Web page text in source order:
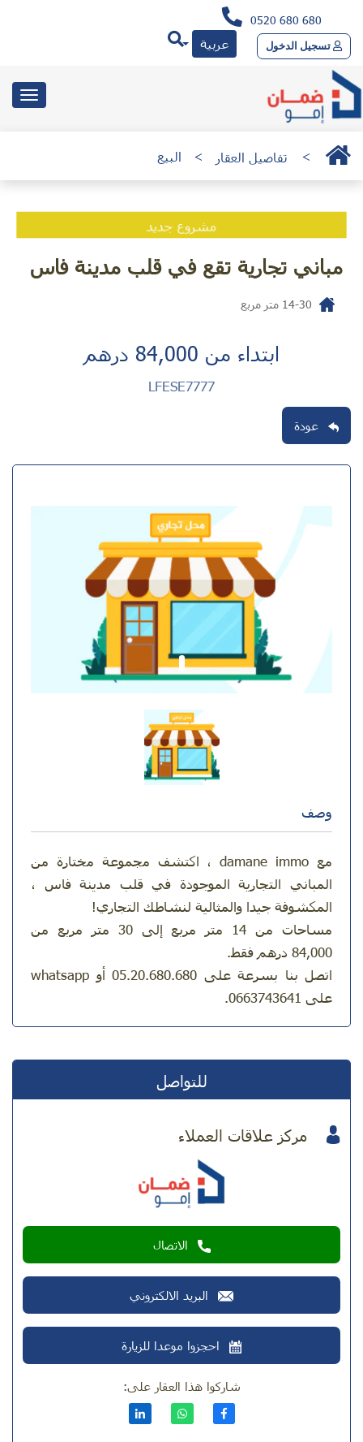
0520 680 680
تسجيل الدخول
عربية
> تفاصيل العقار > البيع
مشروع جديد
مباني تجارية تقع في قلب مدينة فاس
متر مربع
ابتداء من 84,000 درهم
LFESE7777
عودة
وصف
مع damane immo ، اكتشف مجموعة مختارة من
المباني التجارية الموجودة في قلب مدينة فاس ،
المكشوفة جيدا والمثالية لنشاطك التجاري!
مساحات من 14 متر مربع إلى 30 متر مربع من
84,000 درهم فقط.
اتصل بنا بسرعة على 05.20.680.680 أو whatsapp
على 0663743641.
للتواصل
مركز علاقات العملاء
الاتصال
البريد الالكتروني
احجزوا موعدا للزيارة
شاركوا هذا العقار على: